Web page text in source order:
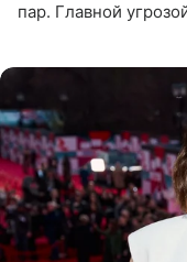
пар. Главной